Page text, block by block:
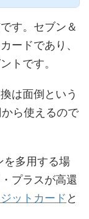
す。セブン＆
ードであり、
トです。
は面倒という
ら使えるので
を多用する場
プラスが高還
ットカード と